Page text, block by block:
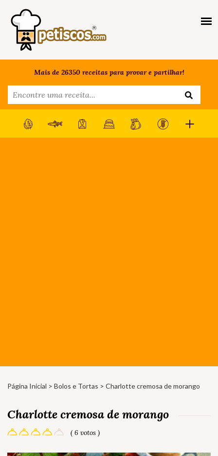
Mais de 26350 receitas para provar e partilhar!
Página Inicial > Bolos e Tortas > Charlotte cremosa de morango
Charlotte cremosa de morango
( 6 votos )